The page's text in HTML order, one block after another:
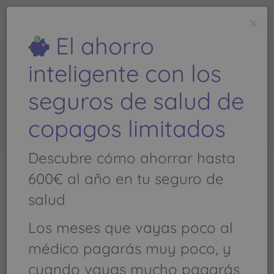
todosegurosmédicos.com
CARLOS GOMEZ GONZALEZ
- Teléfono:
Llamar al
MEDICINA GENERAL, CIRUGIA ORAL Y
MAXILOFACIAL, APARATO DIGESTIVO,
NEUROLOGIA, HEMATOLOGIA Y
HEMOTERAPIA, ODONTOLOGIA,
El ahorro
inteligente con los
seguros de salud de
copagos limitados
Descubre cómo ahorrar hasta
600€ al año en tu seguro de
salud
Los meses que vayas poco al
médico pagarás muy poco, y
cuando vayas mucho pagarás